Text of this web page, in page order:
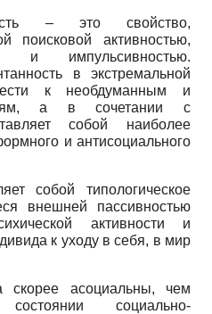
– это свойство,
поисковой активностью,
и импульсивностью.
в экстремальной
к необдуманным и
а в сочетании с
собой наиболее
и антисоциального
собой типологическое
внешней пассивностью
активности и
к уходу в себя, в мир
скорее асоциальны, чем
социально-